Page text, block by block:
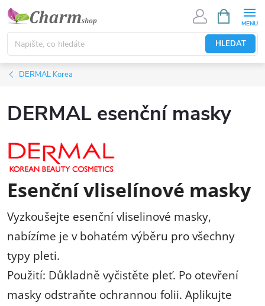
Přejít
obsah
HLEDAT
NÁKUPNÍ
KOŠÍK
DERMAL Korea
DERMAL esenční masky
Esenční vliselínové masky
Vyzkoušejte esenční vliselinové masky,
nabízíme je v bohatém výběru pro všechny
typy pleti.
Použití: Důkladně vyčistěte pleť. Po otevření
masky odstraňte ochrannou folii. Aplikujte